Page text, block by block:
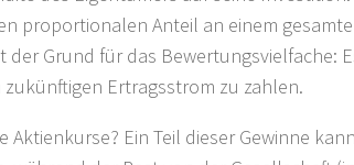
proportionalen Anteil an einem
der Grund für das Bewertungsvielfache:
zukünftigen Ertragsstrom zu zahlen.
Aktienkurse? Ein Teil dieser Gewinne